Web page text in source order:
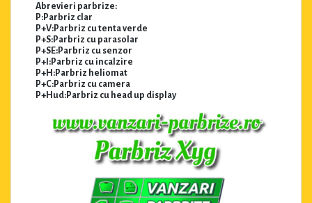
Abrevieri parbrize:
P:Parbriz clar
P+V:Parbriz cu tenta verde
P+S:Parbriz cu parasolar
P+SE:Parbriz cu senzor
P+I:Parbriz cu incalzire
P+H:Parbriz heliomat
P+C:Parbriz cu camera
P+Hud:Parbriz cu head up display